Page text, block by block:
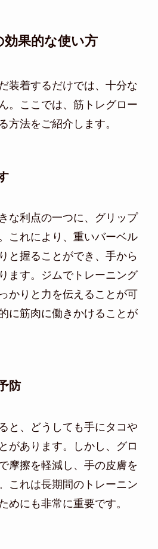
果的な使い方
装着するだけでは、十分な
。ここでは、筋トレグロー
方法をご紹介します。
な利点の一つに、グリップ
これにより、重いバーベル
と握ることができ、手から
ます。ジムでトレーニング
かりと力を伝えることが可
に筋肉に働きかけることが
防
と、どうしても手にタコや
があります。しかし、グロ
摩擦を軽減し、手の皮膚を
これは長期間のトレーニン
めにも非常に重要です。